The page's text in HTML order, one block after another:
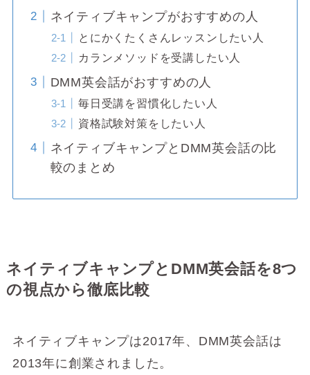
ネイティブキャンプがおすすめの人
とにかくたくさんレッスンしたい人
カランメソッドを受講したい人
DMM英会話がおすすめの人
毎日受講を習慣化したい人
資格試験対策をしたい人
ネイティブキャンプとDMM英会話の比
較のまとめ
ネイティブキャンプとDMM英会話を8つ
の視点から徹底比較
ネイティブキャンプは2017年、DMM英会話は
2013年に創業されました。